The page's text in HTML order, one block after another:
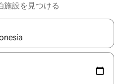
設を見つける
上下の矢印キーを使って移動するか